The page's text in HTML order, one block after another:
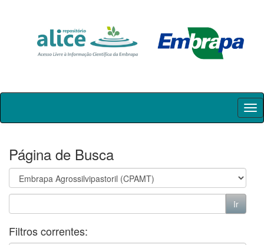
Skip
Página de Busca
Filtros correntes: